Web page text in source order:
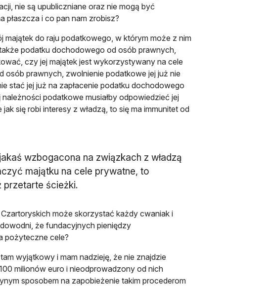
nie są upubliczniane oraz nie mogą być
płaszcza i co pan nam zrobisz?
majątek do raju podatkowego, w którym może z nim
podatku dochodowego od osób prawnych,
czy jej majątek jest wykorzystywany na cele
prawnych, zwolnienie podatkowe jej już nie
stać jej już na zapłacenie podatku dochodowego
podatkowe musiałby odpowiedzieć jej
się robi interesy z władzą, to się ma immunitet od
wzbogacona na związkach z władzą
majątku na cele prywatne, to
przetarte ścieżki.
może skorzystać każdy cwaniak i
że fundacyjnych pieniędzy
pożyteczne cele?
wyjątkowy i mam nadzieję, że nie znajdzie
milionów euro i nieodprowadzony od nich
sposobem na zapobieżenie takim procederom